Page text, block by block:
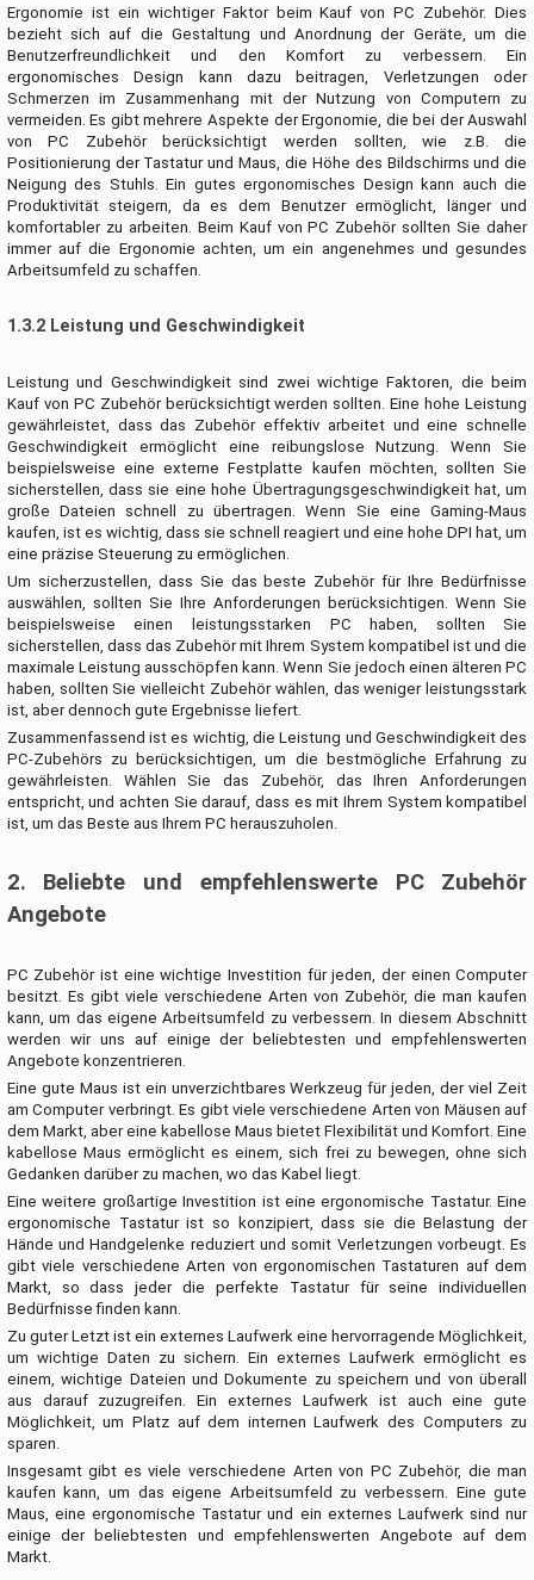
Ergonomie ist ein wichtiger Faktor beim Kauf von PC Zubehör. Dies
bezieht sich auf die Gestaltung und Anordnung der Geräte, um die
Benutzerfreundlichkeit und den Komfort zu verbessern. Ein
ergonomisches Design kann dazu beitragen, Verletzungen oder
Schmerzen im Zusammenhang mit der Nutzung von Computern zu
vermeiden. Es gibt mehrere Aspekte der Ergonomie, die bei der Auswahl
von PC Zubehör berücksichtigt werden sollten, wie z.B. die
Positionierung der Tastatur und Maus, die Höhe des Bildschirms und die
Neigung des Stuhls. Ein gutes ergonomisches Design kann auch die
Produktivität steigern, da es dem Benutzer ermöglicht, länger und
komfortabler zu arbeiten. Beim Kauf von PC Zubehör sollten Sie daher
immer auf die Ergonomie achten, um ein angenehmes und gesundes
Arbeitsumfeld zu schaffen.
1.3.2 Leistung und Geschwindigkeit
Leistung und Geschwindigkeit sind zwei wichtige Faktoren, die beim
Kauf von PC Zubehör berücksichtigt werden sollten. Eine hohe Leistung
gewährleistet, dass das Zubehör effektiv arbeitet und eine schnelle
Geschwindigkeit ermöglicht eine reibungslose Nutzung. Wenn Sie
beispielsweise eine externe Festplatte kaufen möchten, sollten Sie
sicherstellen, dass sie eine hohe Übertragungsgeschwindigkeit hat, um
große Dateien schnell zu übertragen. Wenn Sie eine Gaming-Maus
kaufen, ist es wichtig, dass sie schnell reagiert und eine hohe DPI hat, um
eine präzise Steuerung zu ermöglichen.
Um sicherzustellen, dass Sie das beste Zubehör für Ihre Bedürfnisse
auswählen, sollten Sie Ihre Anforderungen berücksichtigen. Wenn Sie
beispielsweise einen leistungsstarken PC haben, sollten Sie
sicherstellen, dass das Zubehör mit Ihrem System kompatibel ist und die
maximale Leistung ausschöpfen kann. Wenn Sie jedoch einen älteren PC
haben, sollten Sie vielleicht Zubehör wählen, das weniger leistungsstark
ist, aber dennoch gute Ergebnisse liefert.
Zusammenfassend ist es wichtig, die Leistung und Geschwindigkeit des
PC-Zubehörs zu berücksichtigen, um die bestmögliche Erfahrung zu
gewährleisten. Wählen Sie das Zubehör, das Ihren Anforderungen
entspricht, und achten Sie darauf, dass es mit Ihrem System kompatibel
ist, um das Beste aus Ihrem PC herauszuholen.
2. Beliebte und empfehlenswerte PC Zubehör
Angebote
PC Zubehör ist eine wichtige Investition für jeden, der einen Computer
besitzt. Es gibt viele verschiedene Arten von Zubehör, die man kaufen
kann, um das eigene Arbeitsumfeld zu verbessern. In diesem Abschnitt
werden wir uns auf einige der beliebtesten und empfehlenswerten
Angebote konzentrieren.
Eine gute Maus ist ein unverzichtbares Werkzeug für jeden, der viel Zeit
am Computer verbringt. Es gibt viele verschiedene Arten von Mäusen auf
dem Markt, aber eine kabellose Maus bietet Flexibilität und Komfort. Eine
kabellose Maus ermöglicht es einem, sich frei zu bewegen, ohne sich
Gedanken darüber zu machen, wo das Kabel liegt.
Eine weitere großartige Investition ist eine ergonomische Tastatur. Eine
ergonomische Tastatur ist so konzipiert, dass sie die Belastung der
Hände und Handgelenke reduziert und somit Verletzungen vorbeugt. Es
gibt viele verschiedene Arten von ergonomischen Tastaturen auf dem
Markt, so dass jeder die perfekte Tastatur für seine individuellen
Bedürfnisse finden kann.
Zu guter Letzt ist ein externes Laufwerk eine hervorragende Möglichkeit,
um wichtige Daten zu sichern. Ein externes Laufwerk ermöglicht es
einem, wichtige Dateien und Dokumente zu speichern und von überall
aus darauf zuzugreifen. Ein externes Laufwerk ist auch eine gute
Möglichkeit, um Platz auf dem internen Laufwerk des Computers zu
sparen.
Insgesamt gibt es viele verschiedene Arten von PC Zubehör, die man
kaufen kann, um das eigene Arbeitsumfeld zu verbessern. Eine gute
Maus, eine ergonomische Tastatur und ein externes Laufwerk sind nur
einige der beliebtesten und empfehlenswerten Angebote auf dem
Markt.